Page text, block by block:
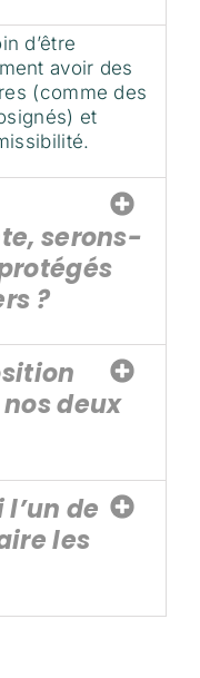
d’être
avoir des
(comme des
et
serons-
?
deux
de
les